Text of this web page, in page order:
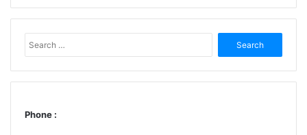
dalam Jurnal
Memproses Buku
Mempersiapkan
for:
Phone :